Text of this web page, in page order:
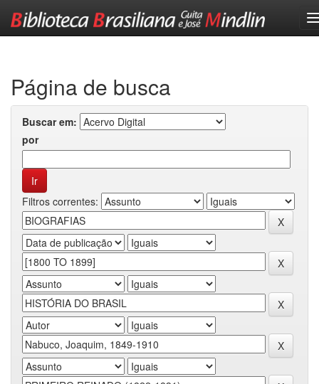
Página de busca
Buscar em:
por
Filtros correntes: